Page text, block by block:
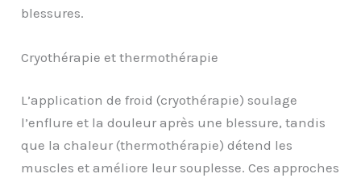
blessures.
Cryothérapie et thermothérapie
L’application de froid (cryothérapie) soulage
l’enflure et la douleur après une blessure, tandis
que la chaleur (thermothérapie) détend les
muscles et améliore leur souplesse. Ces approches